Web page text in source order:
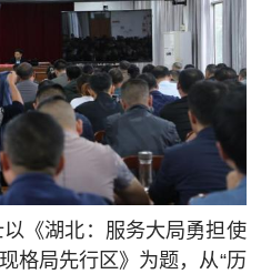
以《湖北：服务大局勇担使
格局先行区》为题，从“历